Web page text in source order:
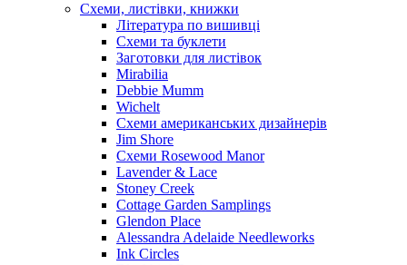
Схеми, листівки, книжки
Література по вишивці
Схеми та буклети
Заготовки для листівок
Mirabilia
Debbie Mumm
Wichelt
Схеми американських дизайнерів
Jim Shore
Cхеми Rosewood Manor
Lavender & Lace
Stoney Creek
Cottage Garden Samplings
Glendon Place
Alessandra Adelaide Needleworks
Ink Circles